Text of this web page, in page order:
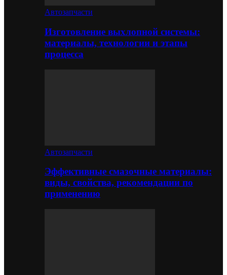
Автозапчасти
Изготовление выхлопной системы:
материалы, технологии и этапы
процесса
Автозапчасти
Эффективные смазочные материалы:
виды, свойства, рекомендации по
применению